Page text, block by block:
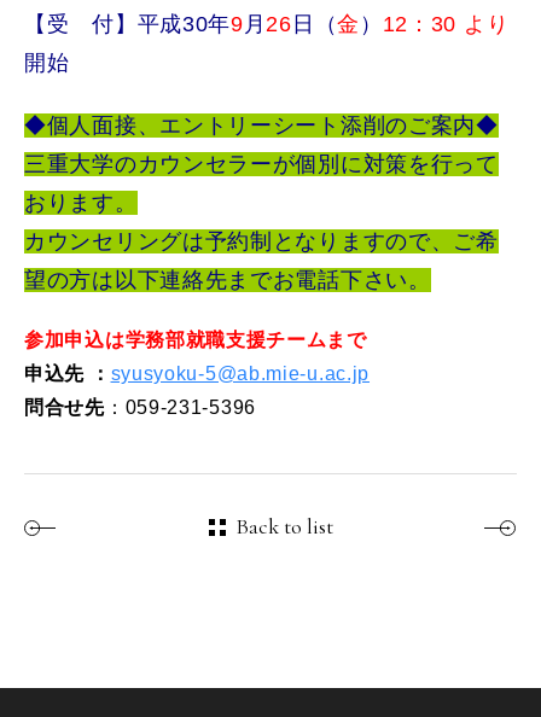
【受 付】平成30年9 月26 日（金 ） 12：30 より
開始
◆個人面接、エントリーシート添削のご案内◆
三重大学のカウンセラーが個別に対策を行って
おります。
カウンセリングは予約制となりますので、ご希
望の方は以下連絡先までお電話下さい。
参加申込は学務部就職支援チームまで
申込先
： syusyoku-5@ab.mie-u.ac.jp
問合せ先：059-231-5396
Back to list